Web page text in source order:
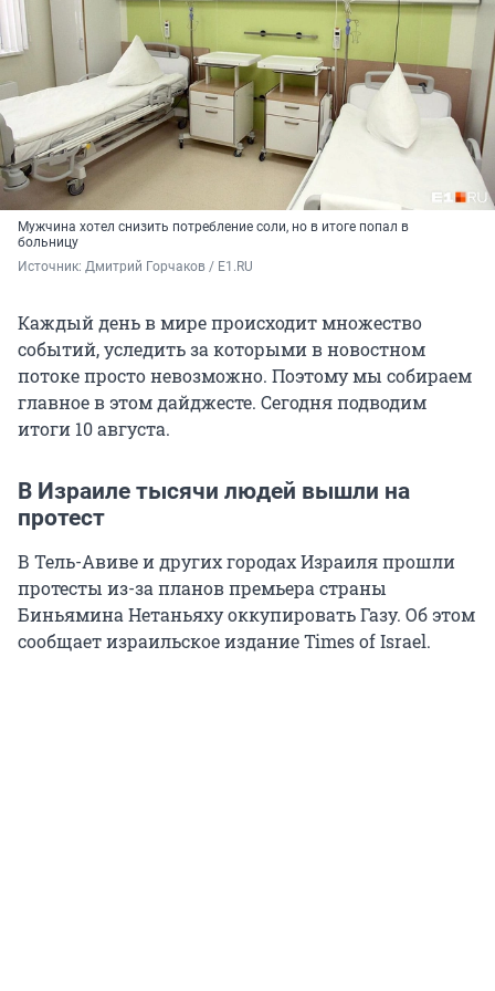
Мужчина хотел снизить потребление соли, но в итоге попал в
больницу
Источник: Дмитрий Горчаков / E1.RU
Каждый день в мире происходит множество
событий, уследить за которыми в новостном
потоке просто невозможно. Поэтому мы собираем
главное в этом дайджесте. Сегодня подводим
итоги 10 августа.
В Израиле тысячи людей вышли на
протест
В Тель-Авиве и других городах Израиля прошли
протесты из-за планов премьера страны
Биньямина Нетаньяху оккупировать Газу. Об этом
сообщает израильское издание Times of Israel.